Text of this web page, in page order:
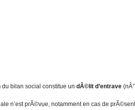
du bilan social constitue un dÃ©lit d’entrave
n’est prÃ©vue, notamment en cas de